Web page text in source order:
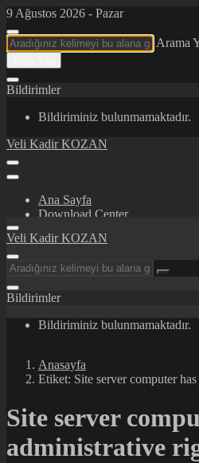
9 Ağustos 2026 - Pazar
Arama
Bildirimler
Bildiriminiz bulunmamaktadır.
Veli Kadir KOZAN
Ana Sayfa
Download Center
İletişim
Veli Kadir KOZAN
Bildirimler
Bildiriminiz bulunmamaktadır.
Anasayfa
Etiket: Site server computer
Site server
administrative